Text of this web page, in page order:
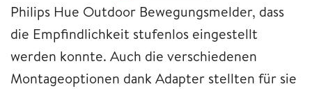
Philips Hue Outdoor Bewegungsmelder, dass
die Empfindlichkeit stufenlos eingestellt
werden konnte. Auch die verschiedenen
Montageoptionen dank Adapter stellten für sie